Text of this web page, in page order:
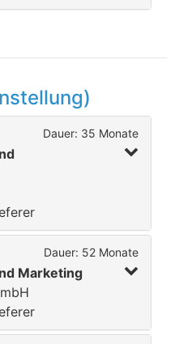
Dauer: 35 Monate
Dauer: 52 Monate
Marketing